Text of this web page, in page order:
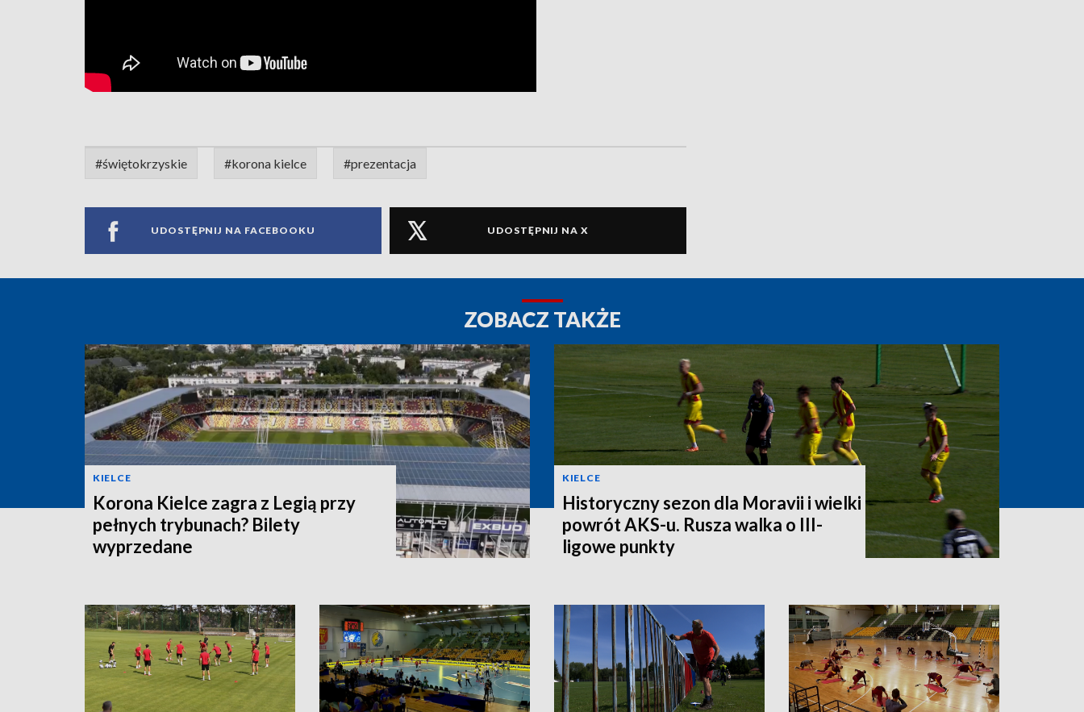
#świętokrzyskie #korona kielce #prezentacja
UDOSTĘPNIJ NA FACEBOOKU UDOSTĘPNIJ NA X
ZOBACZ TAKŻE
KIELCE
Korona Kielce zagra z Legią przy
pełnych trybunach? Bilety
wyprzedane
KIELCE
Historyczny sezon dla Moravii i wielki
powrót AKS-u. Rusza walka o III-
ligowe punkty